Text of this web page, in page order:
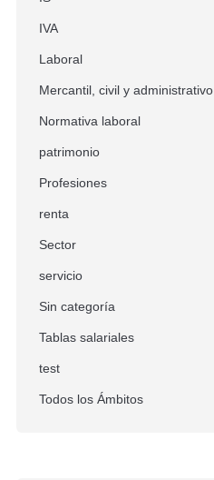
IVA
Laboral
Mercantil, civil y administrativo
Normativa laboral
patrimonio
Profesiones
renta
Sector
servicio
Sin categoría
Tablas salariales
test
Todos los Ámbitos